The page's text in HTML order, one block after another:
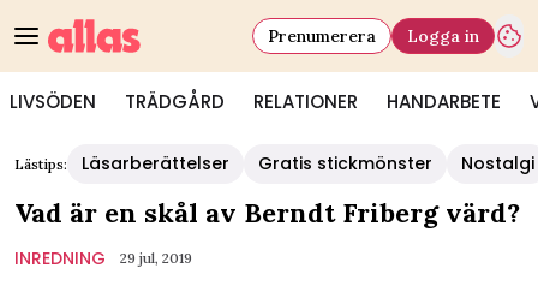
LIVSÖDEN TRÄDGÅRD RELATIONER HANDARBETE
Prenumerera Logga in
Lästips: Läsarberättelser Gratis stickmönster Nostalgi
Vad är en skål av Berndt Friberg värd?
INREDNING 29 jul, 2019